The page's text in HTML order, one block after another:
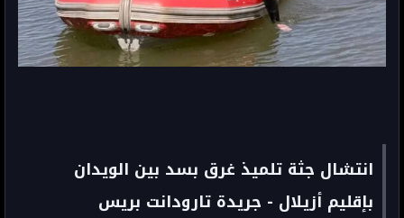
انتشال جثة تلميذ غرق بسد بين الويدان
بإقليم أزيلال - جريدة تارودانت بريس